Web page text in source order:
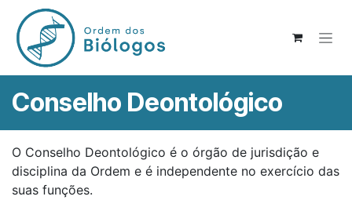
Pular para o conteúdo
Conselho Deontológico
O Conselho Deontológico é o órgão de jurisdição e
disciplina da Ordem e é independente no exercício das
suas funções.